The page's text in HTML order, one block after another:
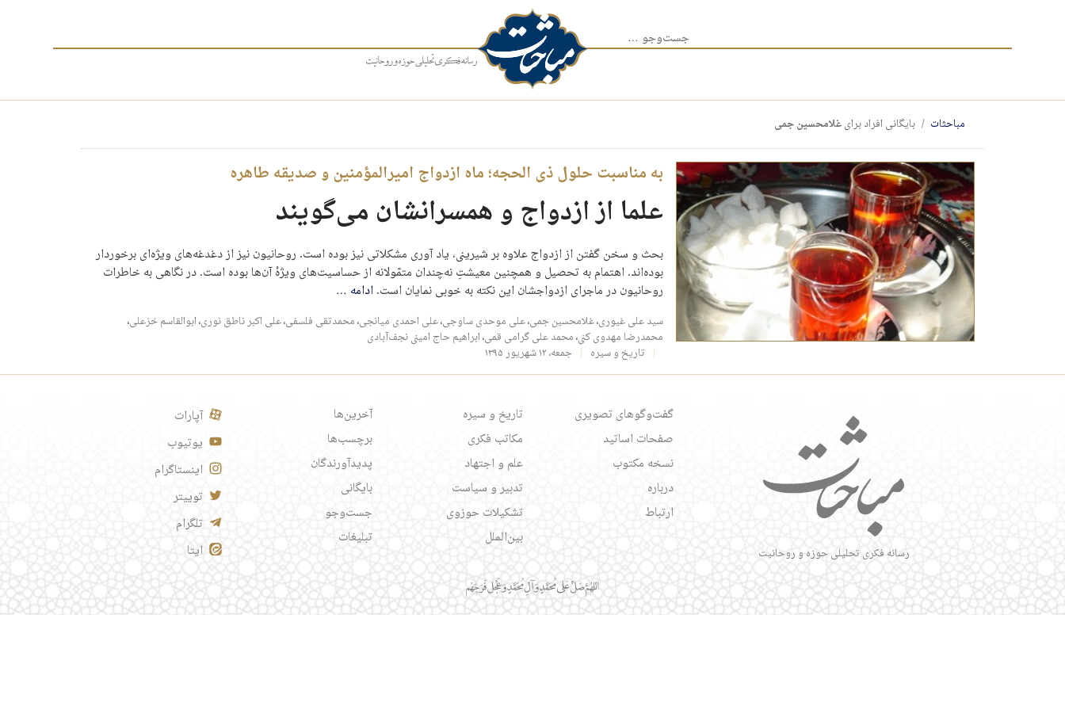
جست‌وجو برای:
مباحثات بایگانی افراد برایغلامحسین جمی
به مناسبت حلول ذی‌ الحجه؛ ماه ازدواج امیرالمؤمنین و صدیقه طاهره
علما از ازدواج و همسرانشان می‌گویند
بحث و سخن گفتن از ازدواج علاوه بر شیرینی، یاد آوری مشکلاتی نیز بوده است. روحانیون نیز از دغدغه‌های ویژه‌ای برخوردار
بوده‌اند. اهتمام به تحصیل و همچنین معیشتِ نه‌چندان متمّولانه از حساسیت‌های ویژهٔ آن‌ها بوده است. در نگاهی به خاطرات
روحانیون در ماجرای ازدواجشان این نکته به خوبی نمایان است.ادامه …
سید علی غیوری،غلامحسین جمی،علی موحدی ساوجی،علی احمدی میانجی،محمدتقی فلسفی،علی اکبر ناطق نوری،ابوالقاسم خزعلی،
محمدرضا مهدوی کنی،محمد علی گرامی قمی،ابراهیم حاج امینی نجف‌آبادی
تاریخ و سیره
جمعه، ۱۲ شهریور ۱۳۹۵
رسانه فکری تحلیلی حوزه و روحانیت
گفت‌وگوهای تصویری
صفحات اساتید
نسخه مکتوب
درباره
ارتباط
تاریخ و سیره
مکاتب فکری
علم و اجتهاد
تدبیر و سیاست
تشکیلات حوزوی
بین‌الملل
آخرین‌ها
برچسب‌ها
پدیدآورندگان
بایگانی
جست‌وجو
تبلیغات
آپارات
یوتیوب
اینستاگرام
توییتر
تلگرام
ایتا